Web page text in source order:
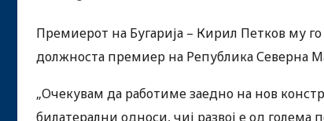
Премиерот на Бугарија – Кирил Петков му
должноста премиер на Република Северна
„Очекувам да работиме заедно на нов
билатерални односи, чиј развој е од голема